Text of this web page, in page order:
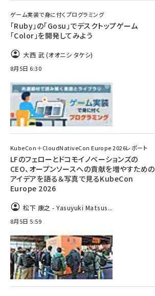
ゲーム実装で身に付くプログラミング
「Ruby」の「Gosu」でデスクトップゲーム
「Color」を開発してみよう
大西 武 (オオニシ タケシ)
8月5日 6:30
KubeCon＋CloudNativeCon Europe 2026レポート
LFのフェローとドコモイノベーションズの
CEO、オープンソースへの貢献を増やすための
アイデアを語る＆写真で見るKubeCon
Europe 2026
松下 康之 - Yasuyuki Matsus...
8月5日 5:59